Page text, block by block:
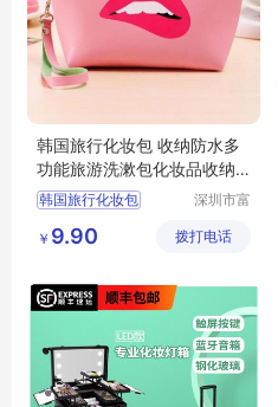
韩国旅行化妆包 收纳防水多
功能旅游洗漱包化妆品收纳
包
韩国旅行化妆包
深圳市富
限公司
￥ 9.90 拨打电话